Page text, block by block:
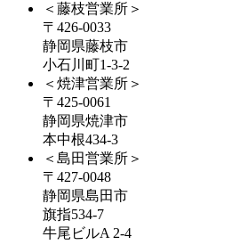
＜藤枝営業所＞
〒426-0033
静岡県藤枝市
小石川町1-3-2
＜焼津営業所＞
〒425-0061
静岡県焼津市
本中根434-3
＜島田営業所＞
〒427-0048
静岡県島田市
旗指534-7
牛尾ビルA 2-4